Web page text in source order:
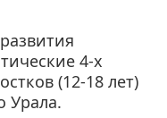
4-х
(12-18 лет)
Урала.